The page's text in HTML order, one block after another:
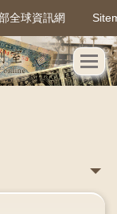
全球資訊網